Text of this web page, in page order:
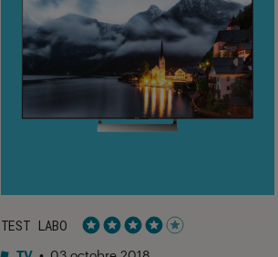
TEST LABO
Noté 4 étoiles sur 5